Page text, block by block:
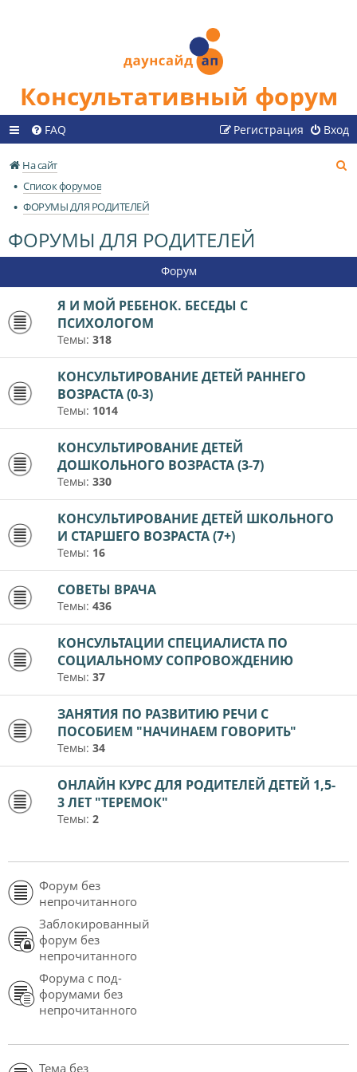
Консультативный форум
FAQ Вход
Регистрация
На сайт
Список форумов
ФОРУМЫ ДЛЯ РОДИТЕЛЕЙ
ФОРУМЫ ДЛЯ РОДИТЕЛЕЙ
Форум
Я И МОЙ РЕБЕНОК. БЕСЕДЫ С
ПСИХОЛОГОМ
Темы: 318
КОНСУЛЬТИРОВАНИЕ ДЕТЕЙ РАННЕГО
ВОЗРАСТА (0-3)
Темы: 1014
КОНСУЛЬТИРОВАНИЕ ДЕТЕЙ
ДОШКОЛЬНОГО ВОЗРАСТА (3-7)
Темы: 330
КОНСУЛЬТИРОВАНИЕ ДЕТЕЙ ШКОЛЬНОГО
И СТАРШЕГО ВОЗРАСТА (7+)
Темы: 16
СОВЕТЫ ВРАЧА
Темы: 436
КОНСУЛЬТАЦИИ СПЕЦИАЛИСТА ПО
СОЦИАЛЬНОМУ СОПРОВОЖДЕНИЮ
Темы: 37
ЗАНЯТИЯ ПО РАЗВИТИЮ РЕЧИ С
ПОСОБИЕМ "НАЧИНАЕМ ГОВОРИТЬ"
Темы: 34
ОНЛАЙН КУРС ДЛЯ РОДИТЕЛЕЙ ДЕТЕЙ 1,5-
3 ЛЕТ "ТЕРЕМОК"
Темы: 2
Форум без
непрочитанного
Заблокированный
форум без
непрочитанного
Форума с под-
форумами без
непрочитанного
Тема без